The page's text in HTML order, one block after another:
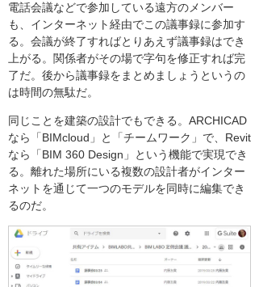
電話会議などで参加している遠方のメンバー
も、インターネット経由でこの議事録に参加す
る。会議が終了すればとりあえず議事録はでき
上がる。関係者がその場で字句を修正すれば完
了だ。後から議事録をまとめましょうというの
は時間の無駄だ。
同じことを建築の設計でもできる。ARCHICAD
なら「BIMcloud」と「チームワーク」で、Revit
なら「BIM 360 Design」という機能で実現でき
る。離れた場所にいる複数の設計者がインター
ネットを通じて一つのモデルを同時に編集でき
るのだ。